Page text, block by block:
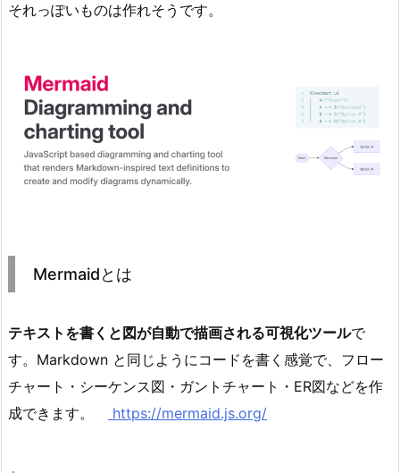
それっぽいものは作れそうです。
Mermaidとは
テキストを書くと図が自動で描画される可視化ツールで
す。Markdown と同じようにコードを書く感覚で、フロー
チャート・シーケンス図・ガントチャート・ER図などを作
成できます。
https://mermaid.js.org/